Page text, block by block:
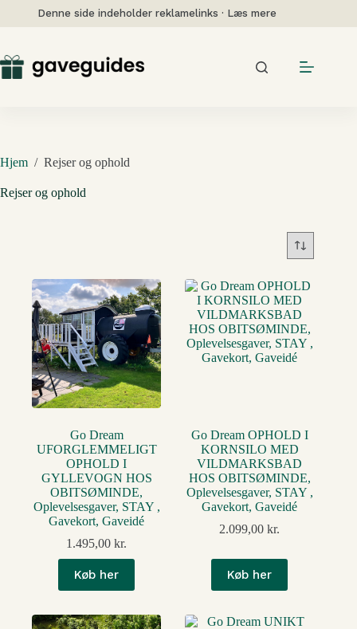
Denne side indeholder reklamelinks · Læs mere
Hjem / Rejser og ophold
Rejser og ophold
Go Dream
UFORGLEMMELIGT
OPHOLD I
GYLLEVOGN HOS
OBITSØMINDE,
Oplevelsesgaver, STAY ,
Gavekort, Gaveidé
1.495,00kr.
Køb her
Go Dream OPHOLD I
KORNSILO MED
VILDMARKSBAD
HOS OBITSØMINDE,
Oplevelsesgaver, STAY ,
Gavekort, Gaveidé
2.099,00kr.
Køb her